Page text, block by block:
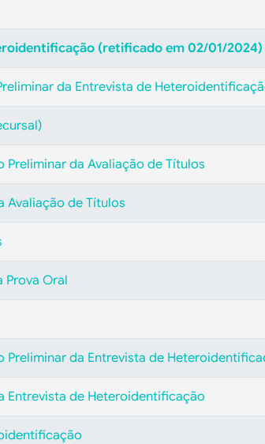
(retificado em 02/01/2024)
da Entrevista de
da Avaliação de Títulos
Avaliação de Títulos
Prova Oral
da Entrevista de
Entrevista de Heteroidentificação